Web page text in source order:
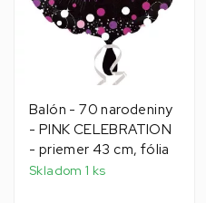
Balón - 70 narodeniny
- PINK CELEBRATION
- priemer 43 cm, fólia
Skladom 1 ks